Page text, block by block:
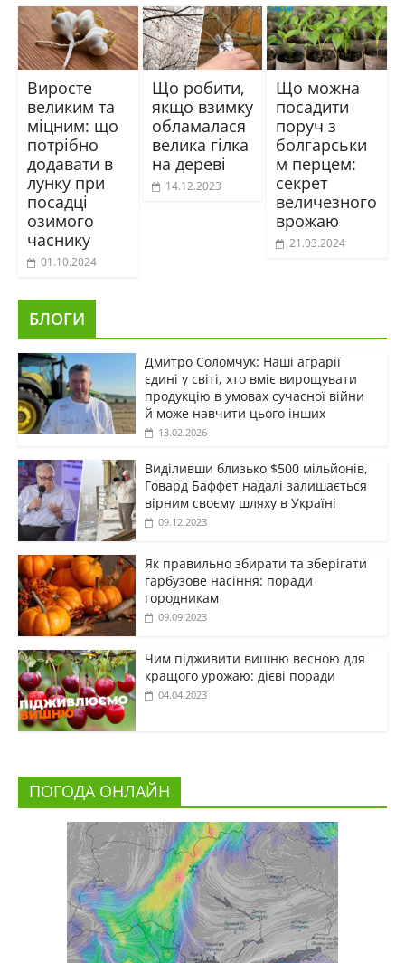
Виросте
великим та
міцним: що
потрібно
додавати в
лунку при
посадці
озимого
часнику
01.10.2024
Що робити,
якщо взимку
обламалася
велика гілка
на дереві
14.12.2023
Що можна
посадити
поруч з
болгарськи
м перцем:
секрет
величезного
врожаю
21.03.2024
БЛОГИ
Дмитро Соломчук: Наші аграрії
єдині у світі, хто вміє вирощувати
продукцію в умовах сучасної війни
й може навчити цього інших
13.02.2026
Виділивши близько $500 мільйонів,
Говард Баффет надалі залишається
вірним своєму шляху в Україні
09.12.2023
Як правильно збирати та зберігати
гарбузове насіння: поради
городникам
09.09.2023
Чим підживити вишню весною для
кращого урожаю: дієві поради
04.04.2023
ПОГОДА ОНЛАЙН